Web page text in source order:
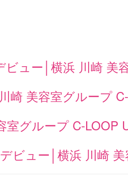
ュー│横浜 川崎 美
崎 美容室グループ
グループ C-LOOP
ビュー│横浜 川崎